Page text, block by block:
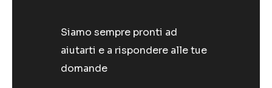
Siamo sempre pronti ad
aiutarti e a rispondere alle tue
domande